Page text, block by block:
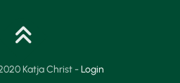
Katja Christ -Login